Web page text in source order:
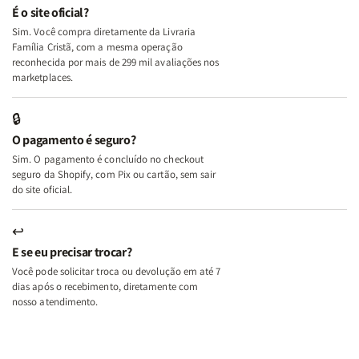
e
Deus
+
A
Mulher
Lar
+
A
Lar
É o site oficial?
Sim. Você compra diretamente da Livraria
Família Cristã, com a mesma operação
reconhecida por mais de 299 mil avaliações nos
marketplaces.
🔒
O pagamento é seguro?
Sim. O pagamento é concluído no checkout
seguro da Shopify, com Pix ou cartão, sem sair
do site oficial.
↩
E se eu precisar trocar?
Você pode solicitar troca ou devolução em até 7
dias após o recebimento, diretamente com
nosso atendimento.